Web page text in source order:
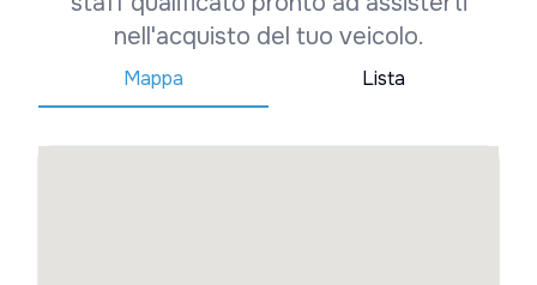
nell'acquisto del tuo veicolo.
Mappa Lista